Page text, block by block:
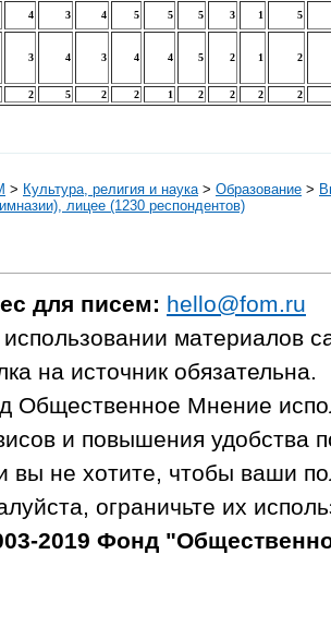
4 3 4 5 5 5 3 1 5
3 4 3 4 4 5 2 1 2
2 5 2 2 1 2 2 2 2
> Культура, религия и наука > Образование >
лицее (1230 респондентов)
для писем: hello@fom.ru
материалов
на источник обязательна.
Общественное Мнение
и повышения удобства
вы не хотите, чтобы ваши
ограничьте их
2019 Фонд